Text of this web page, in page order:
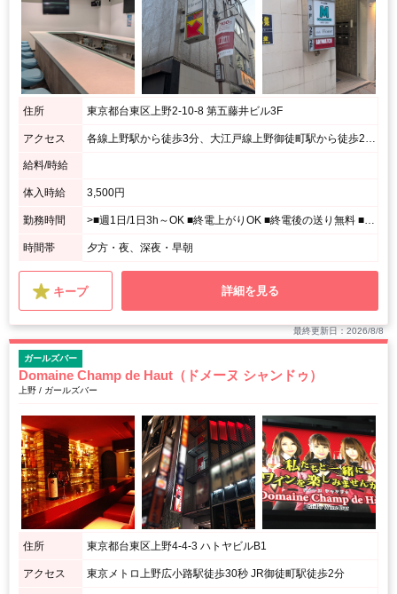
住所 東京都台東区上野2-10-8 第五藤井ビル3F
アクセス 各線上野駅から徒歩3分、大江戸線上野御徒町駅から徒歩2分、千代田線湯島駅から徒歩2分 / ローソンを背にして右斜め前方のビル
給料/時給
体入時給 3,500円
勤務時間 >■週1日/1日3h～OK ■終電上がりOK ■終電後の送り無料 ■かけもちOK ★☆★ 働き方はアナタにお任せ ★☆★ シフトはあなたの希望を最大限考慮！ プライベートとの両立もしやすい！ 完全フリーシフト制で働きたいときに好きなだけ働けます♪ また、学校や仕事が終わったらその足でスグに働けます！ 「何処かで時間を潰さないと…」なんてことはしなくて大丈夫♪ 時間を無駄にせず効率的に働けちゃいます☆ 「もう少し働いて帰りたい…けど終電が心配」 という女の子には、無料の送り制度があります★
時間帯 夕方・夜、深夜・早朝
キープ 詳細を見る
最終更新日：2026/8/8
ガールズバー
Domaine Champ de Haut（ドメーヌ シャンドゥ）
上野 / ガールズバー
住所 東京都台東区上野4-4-3 ハトヤビルB1
アクセス 東京メトロ上野広小路駅徒歩30秒 JR御徒町駅徒歩2分